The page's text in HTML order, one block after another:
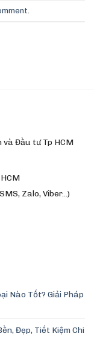
và Đầu tư Tp HCM
Zalo, Viber…)
Nào Tốt? Giải Pháp
Đẹp, Tiết Kiệm Chi